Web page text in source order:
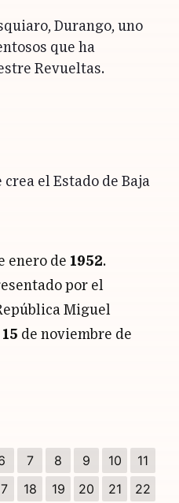
Durango, uno
que ha
Revueltas.
el Estado de Baja
enero de 1952.
por el
Miguel
15 de noviembre de
7 8 9 10
11
18 19 20 21 22